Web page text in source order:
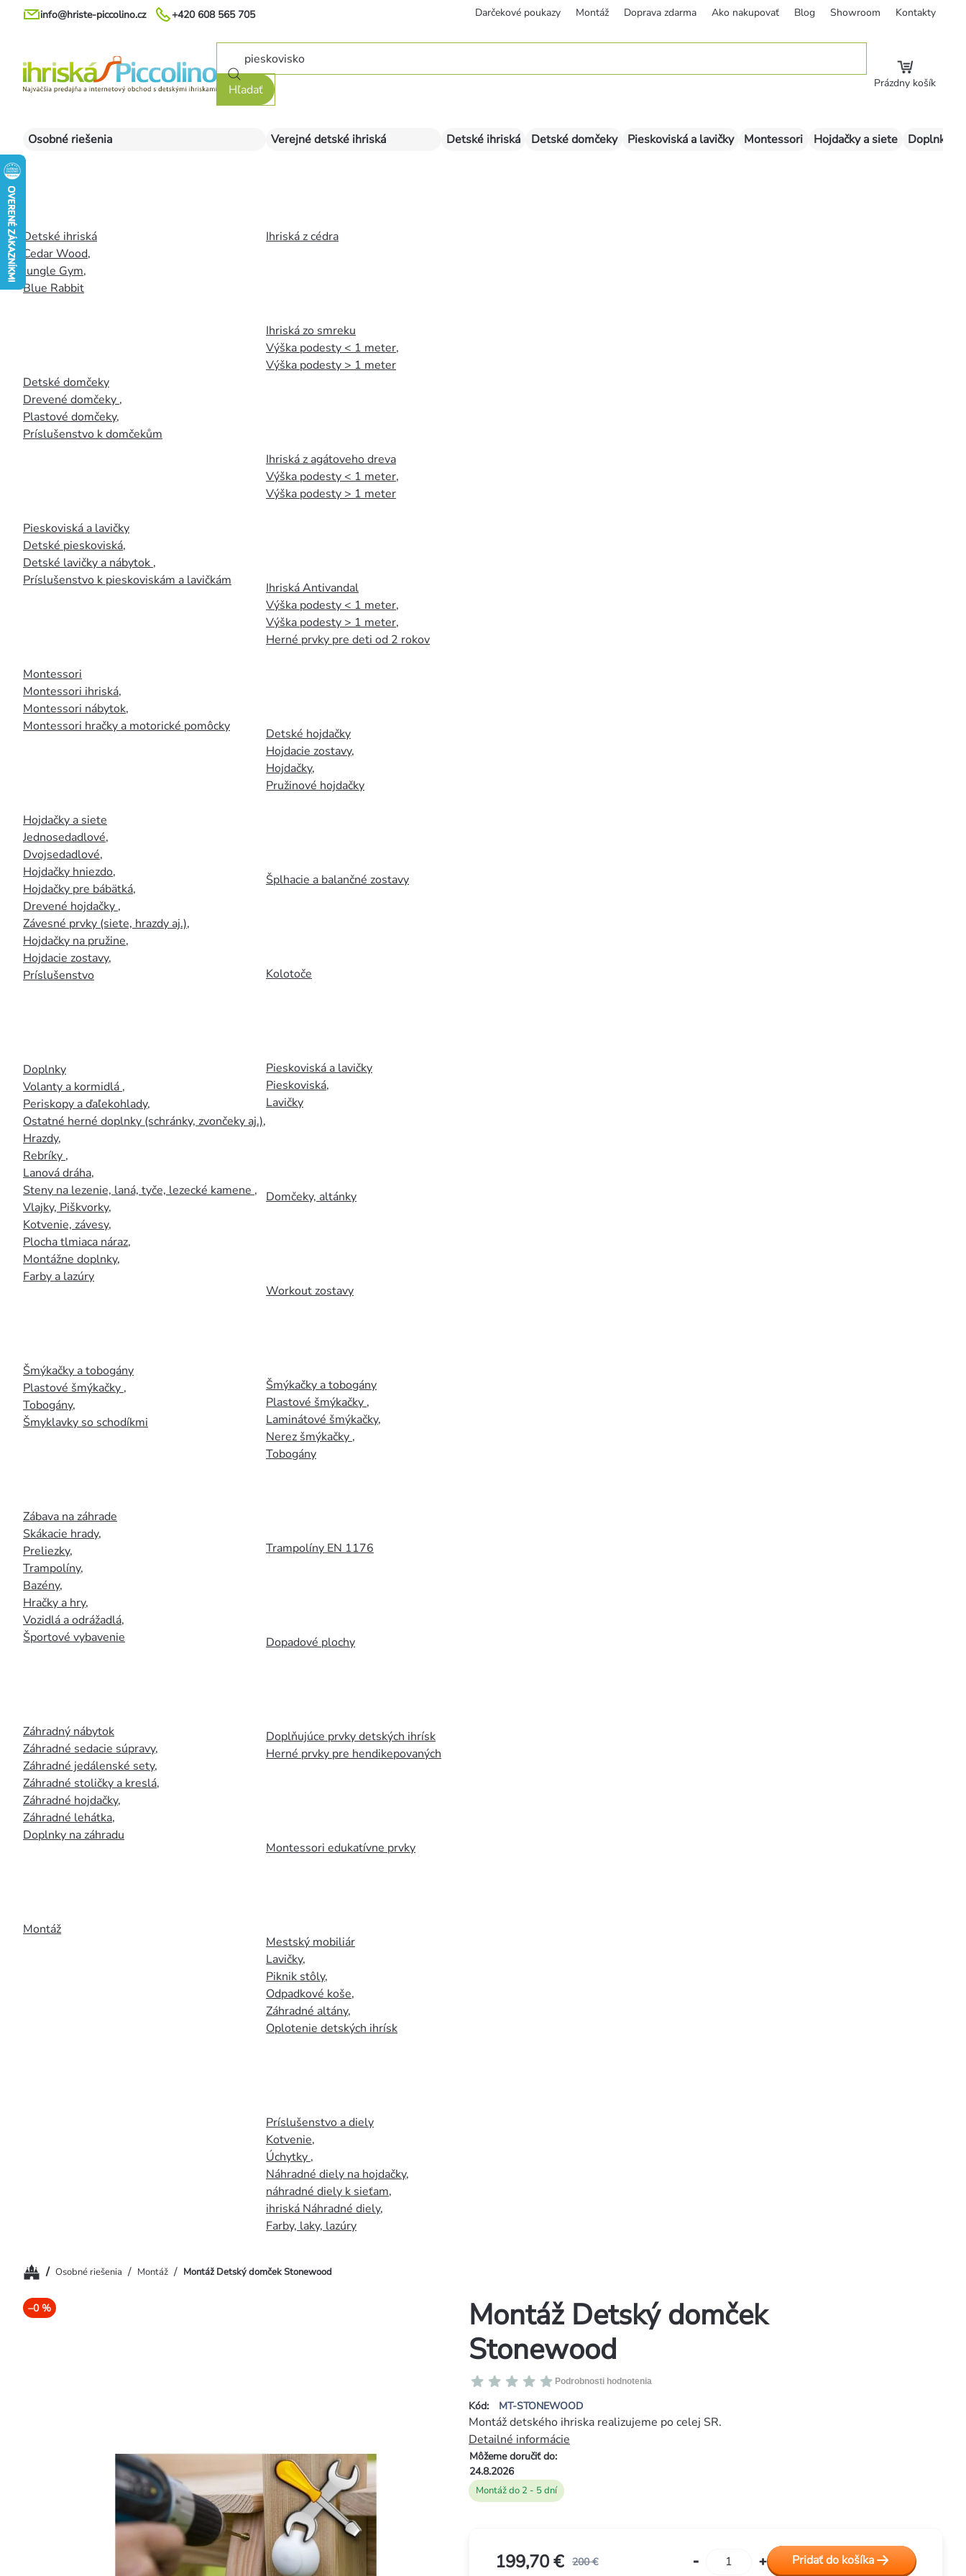
Prejsť
+420 608 565 705
info@hriste-piccolino.cz Darčekové poukazy Montáž Doprava zdarma Ako nakupovať Blog Showroom Kontakty
Hľadať Prázdny košík
Osobné riešenia
Detské ihriská
Cedar Wood,
Jungle Gym,
Blue Rabbit
Detské domčeky
Drevené domčeky ,
Plastové domčeky,
Príslušenstvo k domčekům
Pieskoviská a lavičky
Detské pieskoviská,
Detské lavičky a nábytok ,
Príslušenstvo k pieskoviskám a lavičkám
Montessori
Montessori ihriská,
Montessori nábytok,
Montessori hračky a motorické pomôcky
Hojdačky a siete
Jednosedadlové,
Dvojsedadlové,
Hojdačky hniezdo,
Hojdačky pre bábätká,
Drevené hojdačky ,
Závesné prvky (siete, hrazdy aj.),
Hojdačky na pružine,
Hojdacie zostavy,
Príslušenstvo
Doplnky
Volanty a kormidlá ,
Periskopy a ďaľekohlady,
Ostatné herné doplnky (schránky, zvončeky aj.),
Hrazdy,
Rebríky ,
Lanová dráha,
Steny na lezenie, laná, tyče, lezecké kamene ,
Vlajky, Piškvorky,
Kotvenie, závesy,
Plocha tlmiaca náraz,
Montážne doplnky,
Farby a lazúry
Šmýkačky a tobogány
Plastové šmýkačky ,
Tobogány,
Šmyklavky so schodíkmi
Zábava na záhrade
Skákacie hrady,
Preliezky,
Trampolíny,
Bazény,
Hračky a hry,
Vozidlá a odrážadlá,
Športové vybavenie
Záhradný nábytok
Záhradné sedacie súpravy,
Záhradné jedálenské sety,
Záhradné stoličky a kreslá,
Záhradné hojdačky,
Záhradné lehátka,
Doplnky na záhradu
Montáž
Verejné detské ihriská
Ihriská z cédra
Ihriská zo smreku
Výška podesty < 1 meter,
Výška podesty > 1 meter
Ihriská z agátoveho dreva
Výška podesty < 1 meter,
Výška podesty > 1 meter
Ihriská Antivandal
Výška podesty < 1 meter,
Výška podesty > 1 meter,
Herné prvky pre deti od 2 rokov
Detské hojdačky
Hojdacie zostavy,
Hojdačky,
Pružinové hojdačky
Šplhacie a balančné zostavy
Kolotoče
Pieskoviská a lavičky
Pieskoviská,
Lavičky
Domčeky, altánky
Workout zostavy
Šmýkačky a tobogány
Plastové šmýkačky ,
Laminátové šmýkačky,
Nerez šmýkačky ,
Tobogány
Trampolíny EN 1176
Dopadové plochy
Doplňujúce prvky detských ihrísk
Herné prvky pre hendikepovaných
Montessori edukatívne prvky
Mestský mobiliár
Lavičky,
Piknik stôly,
Odpadkové koše,
Záhradné altány,
Oplotenie detských ihrísk
Príslušenstvo a diely
Kotvenie,
Úchytky ,
Náhradné diely na hojdačky,
náhradné diely k sieťam,
ihriská Náhradné diely,
Farby, laky, lazúry
Detské ihriská Detské domčeky Pieskoviská a lavičky Montessori Hojdačky a siete Doplnky
Domov
/ Osobné riešenia / Montáž / Montáž Detský domček Stonewood
–0 %
Montáž Detský domček
Stonewood
Kód: MT-STONEWOOD
Priemerné
hodnotenie
produktu
je
0,0
z
5
hviezdičiek.
Podrobnosti hodnotenia
Montáž do 2 - 5 dní
Môžeme doručiť do:
24.8.2026
Montáž detského ihriska realizujeme po celej SR.
Detailné informácie
200 €
199,70 € Pridať do košíka